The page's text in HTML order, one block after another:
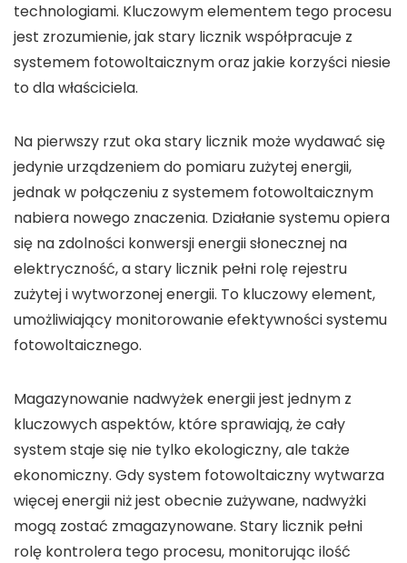
technologiami. Kluczowym elementem tego procesu
jest zrozumienie, jakstary licznikwspółpracuje z
systemem fotowoltaicznymoraz jakie korzyści niesie
to dla właściciela.
Na pierwszy rzut oka stary licznik może wydawać się
jedynie urządzeniem do pomiaru zużytej energii,
jednak w połączeniu z systemem fotowoltaicznym
nabiera nowego znaczenia. Działanie systemu opiera
się na zdolności konwersji energii słonecznej na
elektryczność, a stary licznik pełni rolę rejestru
zużytej i wytworzonej energii. To kluczowy element,
umożliwiający monitorowanie efektywnościsystemu
fotowoltaicznego.
Magazynowanie nadwyżekenergii jest jednym z
kluczowych aspektów, które sprawiają, że cały
system staje się nie tylko ekologiczny, ale także
ekonomiczny. Gdysystem fotowoltaicznywytwarza
więcej energii niż jest obecnie zużywane, nadwyżki
mogą zostać zmagazynowane. Stary licznik pełni
rolę kontrolera tego procesu, monitorując ilość